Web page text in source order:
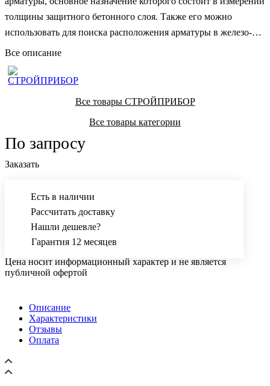
толщины защитного бетонного слоя. Также его можно
использовать для поиска расположения арматуры в железо-
бетонных изделиях. Он востребован на строительных
площадках, при проведении ремонтных работ, экспертизы
эксплуатируемых объектов, зданий.
Все описание
Все товары СТРОЙПРИБОР
Все товары категории
По запросу
Заказать
Есть в наличии
Рассчитать доставку
Нашли дешевле?
Гарантия 12 месяцев
Цена носит информационный характер и не является
публичной офертой
Описание
Характеристики
Отзывы
Оплата